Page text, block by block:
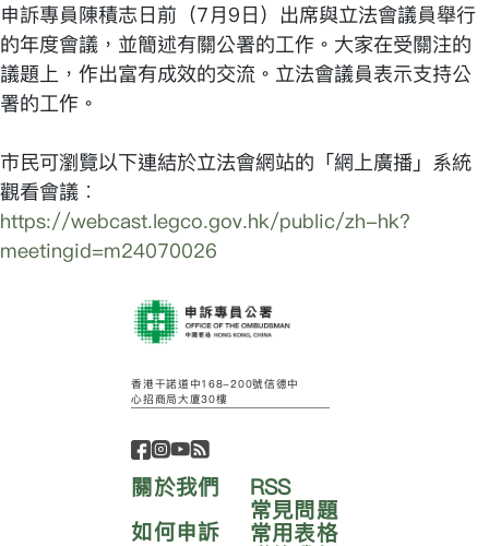
申訴專員陳積志日前（7月9日）出席與立法會議員舉行
的年度會議，並簡述有關公署的工作。大家在受關注的
議題上，作出富有成效的交流。立法會議員表示支持公
署的工作。
市民可瀏覽以下連結於立法會網站的「網上廣播」系統
觀看會議︰
https://webcast.legco.gov.hk/public/zh-hk?
meetingid=m24070026
香港干諾道中168-200號信德中
心招商局大廈30樓
關於我們
如何申訴
RSS
常見問題
常用表格